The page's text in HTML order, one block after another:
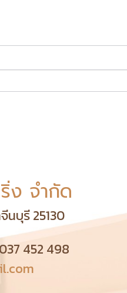
ง จำกัด
นบุรี 25130
452 498